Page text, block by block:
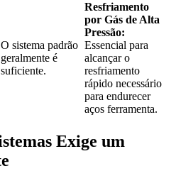
O sistema padrão
geralmente é
suficiente.
Resfriamento
por Gás de Alta
Pressão:
Essencial para
alcançar o
resfriamento
rápido necessário
para endurecer
aços ferramenta.
Exige um